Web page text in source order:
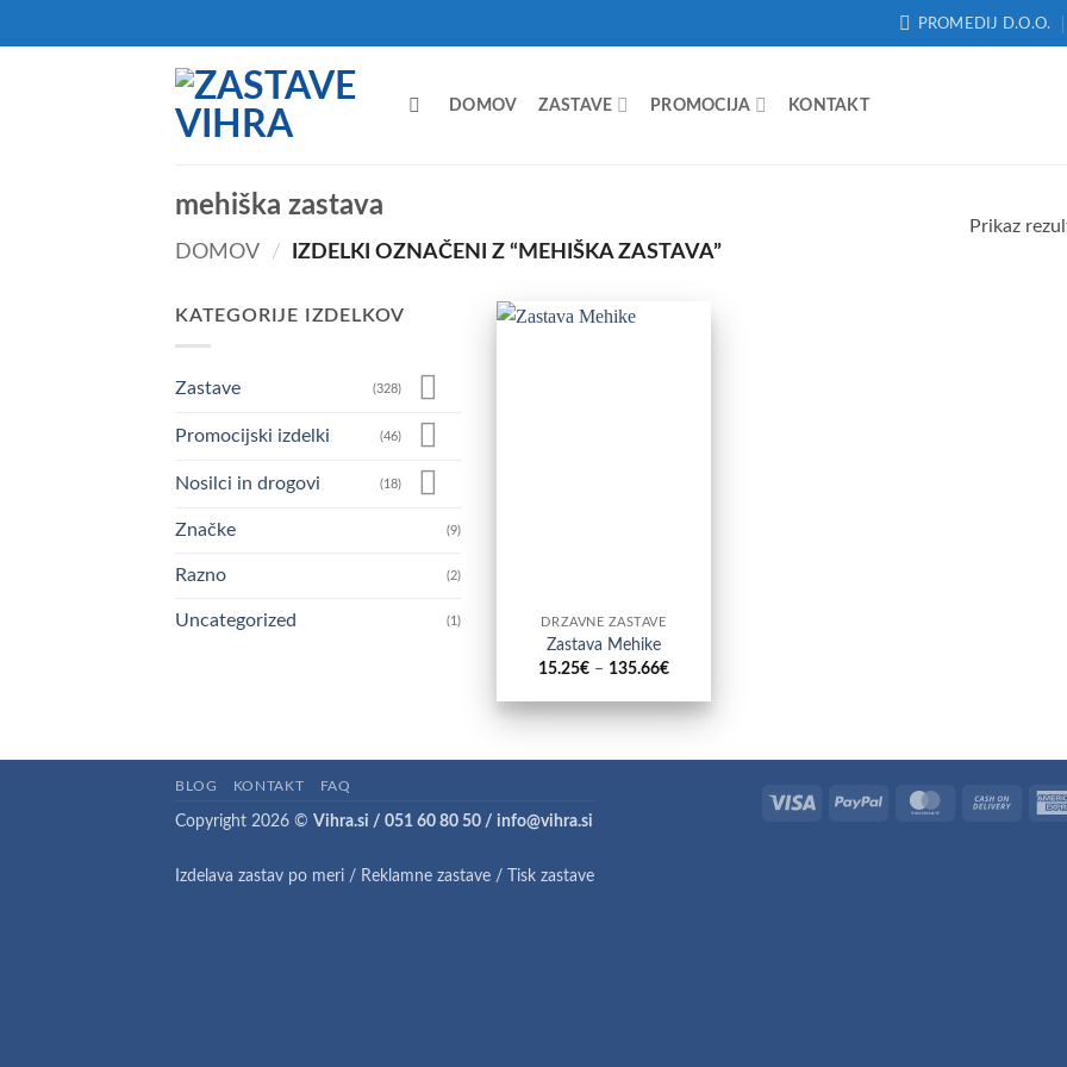
na
PROMEDIJ D.O.O.
DOMOV ZASTAVE PROMOCIJA KONTAKT
mehiška zastava
DOMOV / IZDELKI OZNAČENI Z “MEHIŠKA ZASTAVA”
Prikaz
KATEGORIJE IZDELKOV
Zastave (328)
Promocijski izdelki (46)
Nosilci in drogovi (18)
Značke (9)
Razno (2)
Uncategorized (1) DRŽAVNE ZASTAVE
Zastava Mehike
15.25€ – 135.66€Cenovni
od
15.25€
Visa PayPal MasterCardCash
BLOG KONTAKT FAQ
Copyright 2026 © Vihra.si / 051 60 80 50 / info@vihra.si
Izdelava zastav po meri / Reklamne zastave / Tisk zastave